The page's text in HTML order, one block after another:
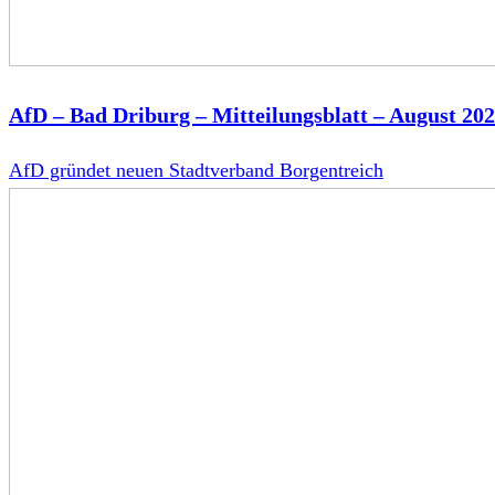
AfD – Bad Driburg – Mitteilungsblatt – August
AfD gründet neuen Stadtverband Borgentreich